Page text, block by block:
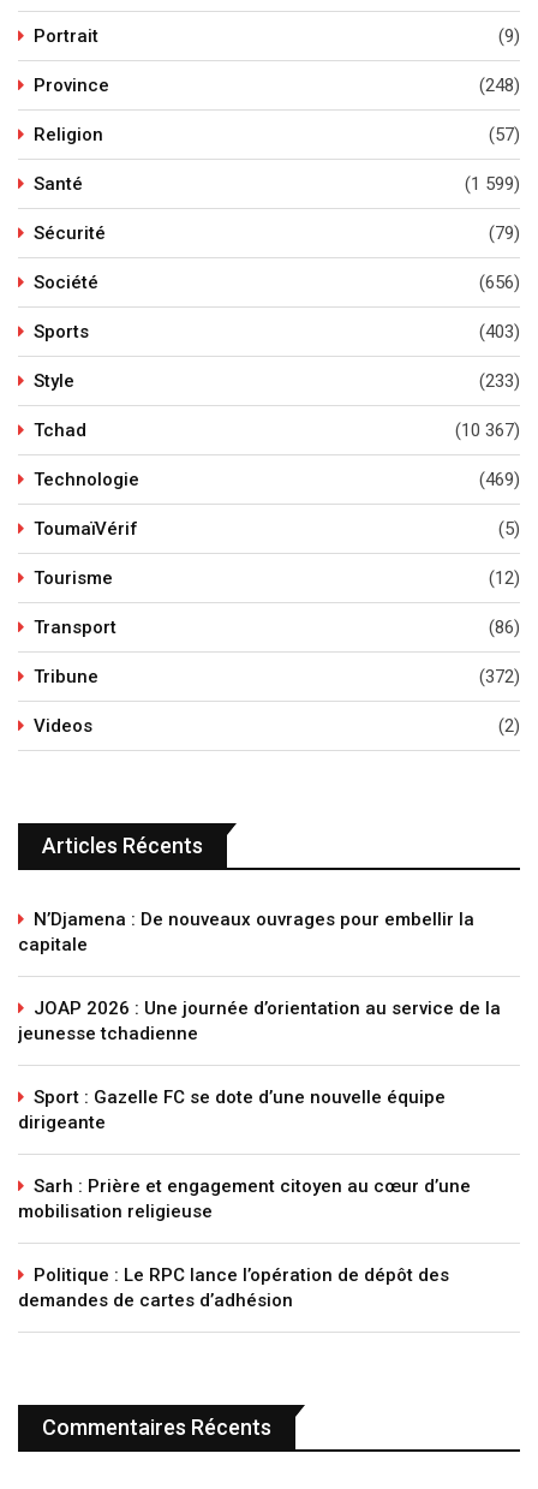
Portrait (9)
Province (248)
Religion (57)
Santé (1 599)
Sécurité (79)
Société (656)
Sports (403)
Style (233)
Tchad (10 367)
Technologie (469)
ToumaïVérif (5)
Tourisme (12)
Transport (86)
Tribune (372)
Videos (2)
Articles Récents
N’Djamena : De nouveaux ouvrages pour embellir la
capitale
JOAP 2026 : Une journée d’orientation au service de la
jeunesse tchadienne
Sport : Gazelle FC se dote d’une nouvelle équipe
dirigeante
Sarh : Prière et engagement citoyen au cœur d’une
mobilisation religieuse
Politique : Le RPC lance l’opération de dépôt des
demandes de cartes d’adhésion
Commentaires Récents